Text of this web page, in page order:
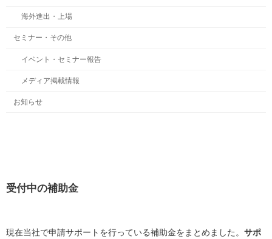
海外進出・上場
セミナー・その他
イベント・セミナー報告
メディア掲載情報
お知らせ
受付中の補助金
現在当社で申請サポートを行っている補助金をまとめました。 サポ